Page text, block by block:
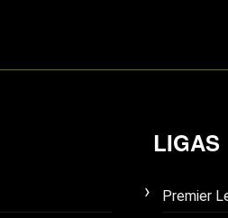
LIGAS
Premier